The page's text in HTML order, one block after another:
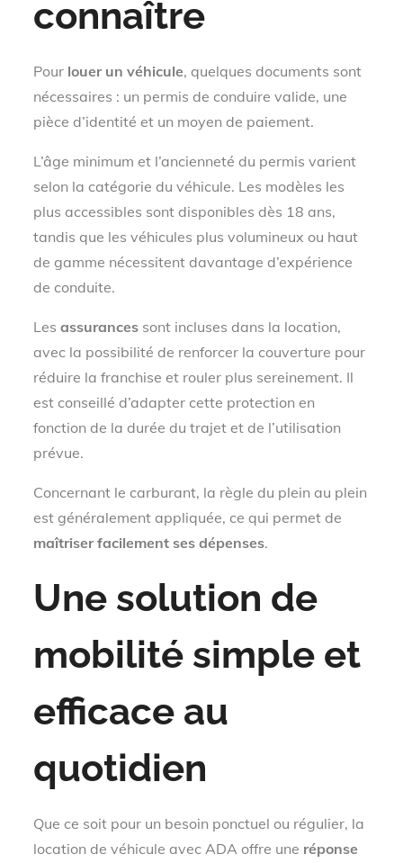
connaître
Pour louer un véhicule, quelques documents sont
nécessaires : un permis de conduire valide, une
pièce d’identité et un moyen de paiement.
L’âge minimum et l’ancienneté du permis varient
selon la catégorie du véhicule. Les modèles les
plus accessibles sont disponibles dès 18 ans,
tandis que les véhicules plus volumineux ou haut
de gamme nécessitent davantage d’expérience
de conduite.
Lesassurances sont incluses dans la location,
avec la possibilité de renforcer la couverture pour
réduire la franchise et rouler plus sereinement. Il
est conseillé d’adapter cette protection en
fonction de la durée du trajet et de l’utilisation
prévue.
Concernant le carburant, la règle du plein au plein
est généralement appliquée, ce qui permet de
maîtriser facilement ses dépenses.
Une solution de
mobilité simple et
efficace au
quotidien
Que ce soit pour un besoin ponctuel ou régulier, la
location de véhicule avec ADA offre une réponse